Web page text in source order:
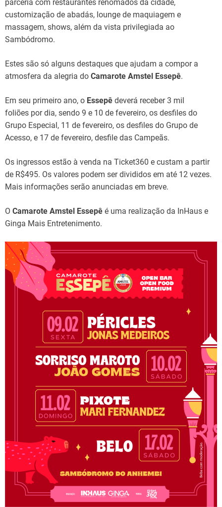
parceria com restaurantes renomados da cidade,
customização de abadás, lounge de maquiagem e
massagem, shows, além da vista privilegiada ao
Sambódromo.
Estes são só alguns destaques que ajudam a compor a
atmosfera da alegria do Camarote Amstel Essepê.
Em seu primeiro ano, o Essepê deverá receber 3 mil
foliões por dia, sendo 9 e 10 de fevereiro, os desfiles do
Grupo Especial, 11 de fevereiro, os desfiles do Grupo de
Acesso, e 17 de fevereiro, desfile das Campeãs.
Os ingressos estão à venda na Ticket360 e custam a partir
de R$495. Os valores podem ser divididos em até 12 vezes.
Mais informações serão anunciadas em breve.
O Camarote Amstel Essepê é uma realização da InHaus e
Ginga Mais Entretenimento.